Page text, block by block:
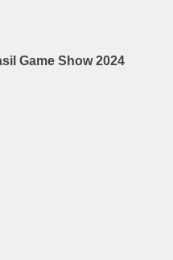
Game Show 2024